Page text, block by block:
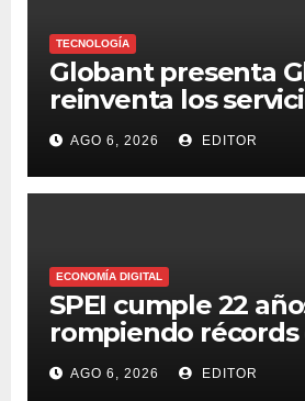
TECNOLOGÍA
Globant presenta
reinventa los
tecnología para la
AGO 6, 2026 EDITOR
ECONOMÍA DIGITAL
SPEI cumple 22
rompiendo récords
transferencias y
AGO 6, 2026 EDITOR